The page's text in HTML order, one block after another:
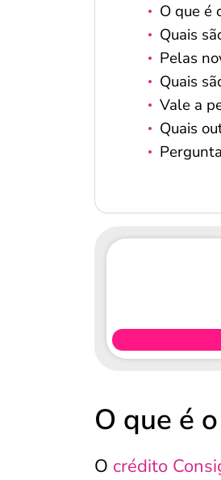
O que é
Quais
Pelas
Quais
Vale a
Quais
O que é
O crédito